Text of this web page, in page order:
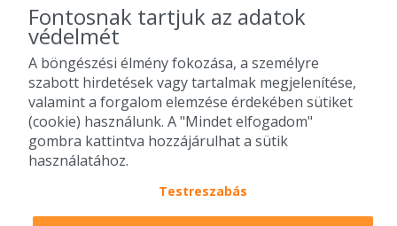
2010-2026 Copyright - Falatozz.hu - Diston-line Kft.
Pizza, gyros, hamburger, menük kedvező áron, egy helyen az összes
étterem ajánlata.
Fontosnak tartjuk az adatok
védelmét
A böngészési élmény fokozása, a személyre
szabott hirdetések vagy tartalmak megjelenítése,
valamint a forgalom elemzése érdekében sütiket
(cookie) használunk. A "Mindet elfogadom"
gombra kattintva hozzájárulhat a sütik
használatához.
Testreszabás